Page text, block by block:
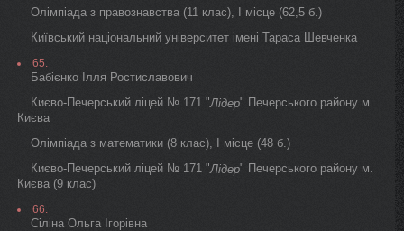
Олімпіада з правознавства (11 клас), I місце (62,5 б.)
Київський національний університет імені Тараса Шевченка
65.
Бабієнко Ілля Ростиславович
Києво-Печерський ліцей № 171 "Лідер" Печерського району м.
Києва
Олімпіада з математики (8 клас), I місце (48 б.)
Києво-Печерський ліцей № 171 "Лідер" Печерського району м.
Києва (9 клас)
66.
Сіліна Ольга Ігорівна